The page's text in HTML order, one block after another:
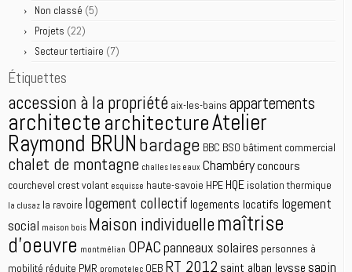
Non classé (5)
Projets (22)
Secteur tertiaire (7)
Étiquettes
accession à la propriété aix-les-bains appartements
architecte architectureAtelier
Raymond BRUNbardage BBC BSO bâtiment commercial
chalet de montagne challes les eaux Chambéryconcours
courchevel crest volant esquisse haute-savoie HPE HQE isolation thermique
la clusaz la ravoire logement collectif logements locatifs logement
social maison bois Maison individuellemaîtrise
d'oeuvre montmélian OPACpanneaux solaires personnes à
mobilité réduite PMR promotelec QEB RT 2012 saint alban leyssesapin